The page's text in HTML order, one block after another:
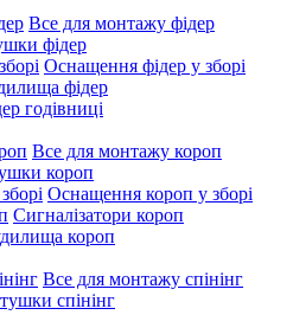
Все для монтажу фідер
фідер
Оснащення фідер у зборі
фідер
годівниці
Все для монтажу короп
короп
Оснащення короп у зборі
Сигналізатори короп
короп
Все для монтажу спінінг
спінінг